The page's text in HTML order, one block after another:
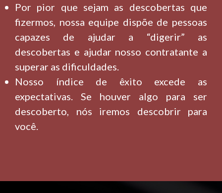
Por pior que sejam as descobertas que
fizermos, nossa equipe dispõe de pessoas
capazes de ajudar a “digerir” as
descobertas e ajudar nosso contratante a
superar as dificuldades.
Nosso índice de êxito excede as
expectativas. Se houver algo para ser
descoberto, nós iremos descobrir para
você.